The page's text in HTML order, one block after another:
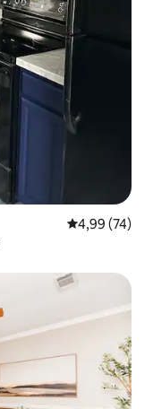
Średnia
4,99 (74)